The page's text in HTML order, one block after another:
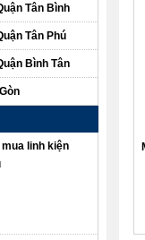
Tân Bình
Tân Phú
Bình Tân
linh kiện